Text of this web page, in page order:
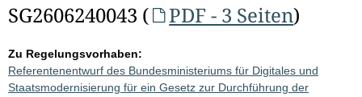
SG2606240043 (
PDF - 3 Seiten)
Zu Regelungsvorhaben:
Referentenentwurf des Bundesministeriums für Digitales und
Staatsmodernisierung für ein Gesetz zur Durchführung der